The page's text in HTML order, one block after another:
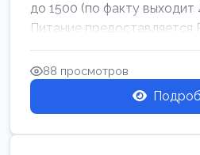
до 1500 (по факту выходит
Питание предоставляется
88 просмотров